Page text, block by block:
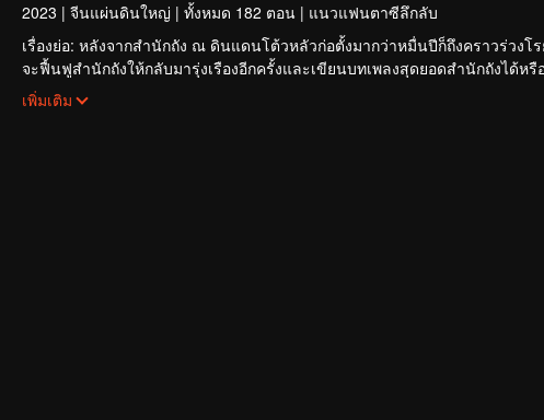
2023 | จีนแผ่นดินใหญ่ | ทั้งหมด 182 ตอน | แนวแฟนตาซีลึกลับ
เรื่องย่อ: หลังจากสำนักถัง ณ ดินแดนโต้วหลัวก่อตั้งมากว่าหมื่นปีก็ถึงคราวร่วง
จะฟื้นฟูสำนักถังให้กลับมารุ่งเรืองอีกครั้งและเขียนบทเพลงสุดยอดสำนักถังได้หรื
เทพศักดิ์สิทธิ์แห่งวิญญาณ สัตว์วิญญาณล้านปีที่มือกุมอาทิตย์และจันทรา สามารถ
เพิ่มเติม